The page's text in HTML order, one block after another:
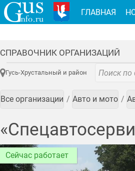
СПРАВОЧНИК ОРГАНИЗАЦИЙ
Гусь-Хрустальный и район
Все организации Авто и мото
Сейчас работает
ГЛАВНАЯ